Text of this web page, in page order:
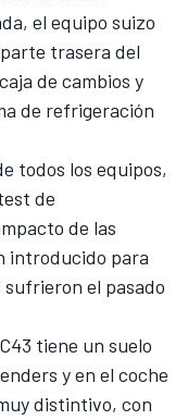
, el equipo suizo
trasera del
de cambios y
de refrigeración
todos los equipos,
de
de las
introducido para
el pasado
tiene un suelo
y en el coche
distintivo, con